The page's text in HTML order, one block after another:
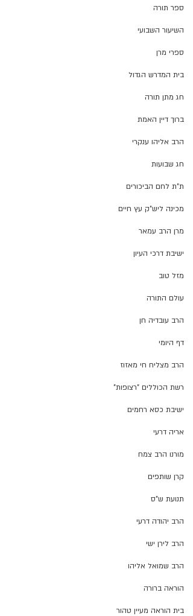
ספר תורה
השיעור השבועי
ספרי מרן
בית המדרש הגדול
חג מתן תורה
ברוך דיין האמת
הרב אליהו ענקרי
חג שבועות
ת"ת לחם הביכורים
מכינה ליש"ק עץ חיים
מרן הרב עמאר
ישיבת דרכי העיון
מזל טוב
עולם התורה
הרב עובדיה חן
דף היומי
הרב מצליח חי מאזוז
רשת הכוללים "רצופות"
ישיבת כסא רחמים
אריה דרעי
מורנו הרב צמח
קרן שותפים
תנועת ש"ס
הרב יהודה דרעי
הרב לירן ישי
הרב שמואל אליהו
הוראה ברורה
בית הוראה מעיין טהור